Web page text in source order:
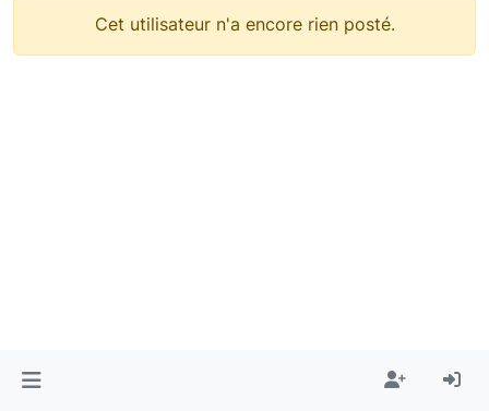
Cet utilisateur n'a encore rien posté.